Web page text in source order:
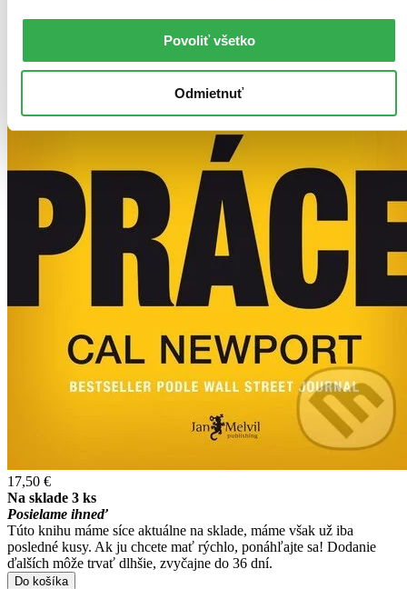
Povoliť všetko
Odmietnuť
17,50 €
Na sklade 3 ks
Posielame ihneď
Túto knihu máme síce aktuálne na sklade, máme však už iba
posledné kusy. Ak ju chcete mať rýchlo, ponáhľajte sa! Dodanie
ďalších môže trvať dlhšie, zvyčajne do 36 dní.
Do košíka